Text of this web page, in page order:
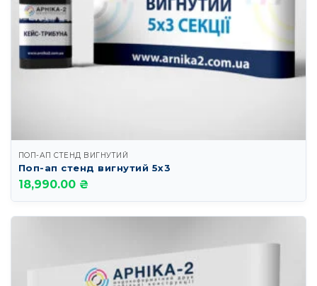
ПОП-АП СТЕНД ВИГНУТИЙ
Поп-ап стенд вигнутий 5х3
18,990.00 ₴